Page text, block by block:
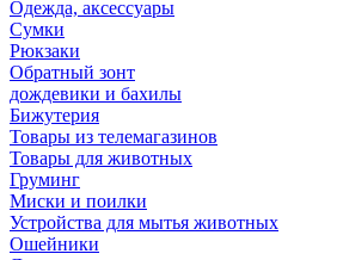
Одежда, аксессуары
Сумки
Рюкзаки
Обратный зонт
дождевики и бахилы
Бижутерия
Товары из телемагазинов
Товары для животных
Груминг
Миски и поилки
Устройства для мытья животных
Ошейники